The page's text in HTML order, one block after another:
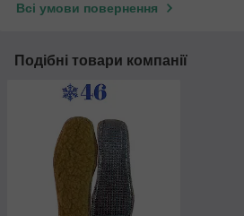
Всі умови повернення
Подібні товари компанії